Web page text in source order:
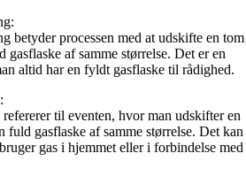
betyder processen med at udskifte en tom
gasflaske af samme størrelse. Det er en
altid har en fyldt gasflaske til rådighed.
til eventen, hvor man udskifter en
fuld gasflaske af samme størrelse. Det kan
gas i hjemmet eller i forbindelse med